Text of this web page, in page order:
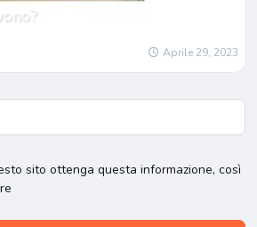
Aprile 29, 2023
sito ottenga questa informazione, così